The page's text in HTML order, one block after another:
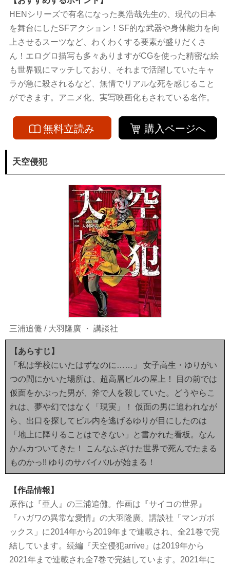
HENシリーズで有名になった奥浩哉先生の、現代の日本
を舞台にしたSFアクション！SF的な武器や身体能力を向
上させるスーツなど、わくわくする要素が盛りだくさ
ん！エログロ描写も多々ありますがCGを使った精密な絵
も世界観にマッチしており、それまで活躍していたキャ
ラが急に殺されるなど、無情でリアルな死を感じること
ができます。アニメ化、実写映画化もされている名作。
無料立読み 購入ページへ
天空侵犯
三浦追儺 / 大羽隆廣 ・ 講談社
【あらすじ】
「私は学校にいたはずなのに……」 女子高生・ゆりがい
つの間にかいた場所は、超高層ビルの屋上！ 目の前では
仮面をかぶった男が、斧で人を殺していた。どうやらこ
れは、夢や幻ではなく「現実」！ 仮面の男に追われなが
ら、出口を探してビル内を逃げるゆりが目にしたのは
「地上に降りることはできない」と書かれた看板。なん
かムカついてきた！ こんなふざけた世界で死んでたまる
ものかっ!! ゆりのサバイバルが始まる！
【作品情報】
原作は『亜人』の三浦追儺。作画は『サイコの世界』
『ハガワの異常な愛情』の大羽隆廣。講談社「マンガボ
ックス」に2014年から2019年まで連載され、全21巻で完
結しています。続編『天空侵犯arrive』は2019年から
2021年まで連載され全7巻で完結しています。2021年に